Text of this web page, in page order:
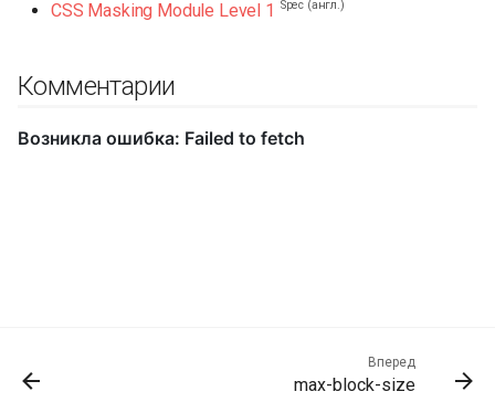
CSS Masking Module Level 1 Spec (англ.)
Комментарии
Вперед
max-block-size